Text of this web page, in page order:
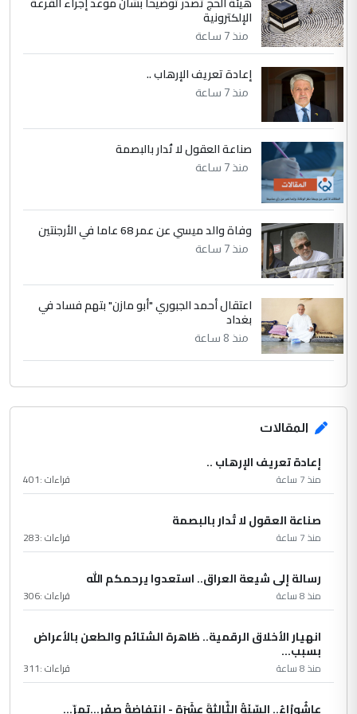
الموضوع :
مكتب السيد احمد الصافي : لا يوجود
لدينا اي حساب على الفيس بوك وتويتر
الإلكترونية
منذ 7 ساعة
إعادة تعريف الإرهاب ..
منذ 7 ساعة
صناعة العقول لا تُدار بالبصمة
منذ 7 ساعة
وفاة والد ميسي عن عمر 68 عاما في الأرجنتين
منذ 7 ساعة
اعتقال أحمد الجبوري "أبو مازن" بتهم فساد في
بغداد
منذ 8 ساعة
المقالات
إعادة تعريف الإرهاب ..
منذ 7 ساعة قراءات :401
صناعة العقول لا تُدار بالبصمة
منذ 7 ساعة قراءات :283
رسالة إلى شيعة العراق.. استعدوا يرحمكم الله
منذ 8 ساعة قراءات :306
انهيار الأخلاق الرقمية.. ظاهرة الشتائم والطعن بالأعراض
بسبب...
منذ 8 ساعة قراءات :311
عاشُورْاءُ.. السّنَةُ الثّالثةَ عشَرَة - إِنتفاضةُ صفَر…تمرّ...